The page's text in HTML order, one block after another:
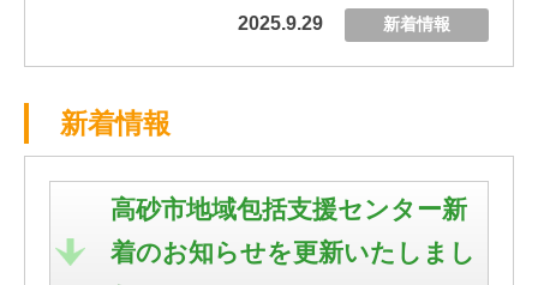
2025.9.29 新着情報
新着情報
高砂市地域包括支援センター新
着のお知らせを更新いたしまし